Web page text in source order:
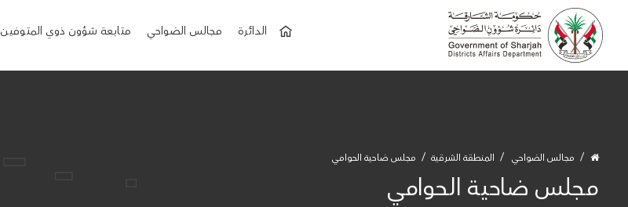
الدائرة مجالس الضواحي متابعة شؤون ذوي المتوفين
مجالس الضواحي المنطقة الشرقية‎ مجلس ضاحية الحوامي
مجلس ضاحية الحوامي